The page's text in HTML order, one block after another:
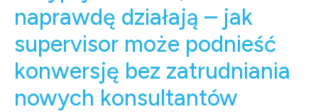
naprawdę działają – jak
supervisor może podnieść
konwersję bez zatrudniania
nowych konsultantów